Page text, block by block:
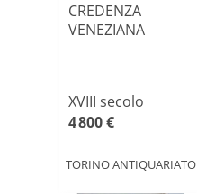
CREDENZA
VENEZIANA
XVIII secolo
4 800 €
TORINO ANTIQUARIATO